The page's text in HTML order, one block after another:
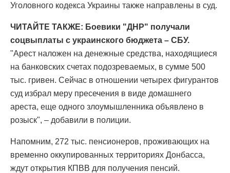
Уголовного кодекса Украины также направлены в суд.
ЧИТАЙТЕ ТАКЖЕ: Боевики "ДНР" получали
соцвыплаты с украинского бюджета – СБУ.
"Арест наложен на денежные средства, находящиеся
на банковских счетах подозреваемых, в сумме 500
тыс. гривен. Сейчас в отношении четырех фигурантов
суд избрал меру пресечения в виде домашнего
ареста, еще одного злоумышленника объявлено в
розыск", – добавили в полиции.
Напомним, 272 тыс. пенсионеров, проживающих на
временно оккупированных территориях Донбасса,
ждут открытия КПВВ для получения пенсий.